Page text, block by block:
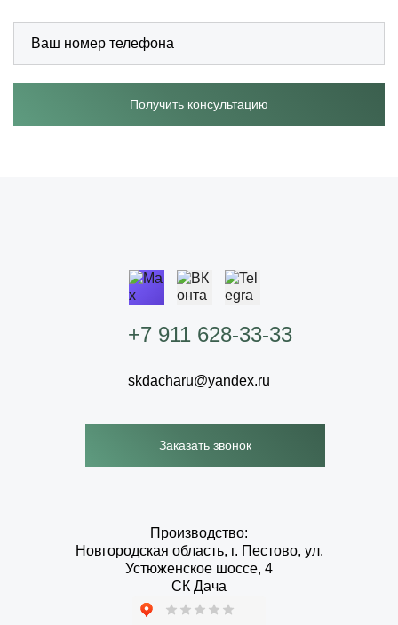
Получить консультацию
+7 911 628-33-33
skdacharu@yandex.ru
Заказать звонок
Производство:
Новгородская область, г. Пестово, ул.
Устюженское шоссе, 4
СК Дача